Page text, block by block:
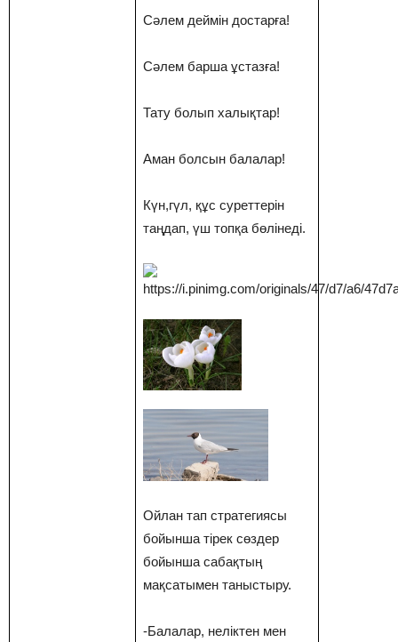
Сәлем деймін достарға!
Сәлем барша ұстазға!
Тату болып халықтар!
Аман болсын балалар!
Күн,гүл, құс суреттерін
таңдап, үш топқа бөлінеді.
Ойлан тап стратегиясы
бойынша тірек сөздер
бойынша сабақтың
мақсатымен таныстыру.
-Балалар, неліктен мен